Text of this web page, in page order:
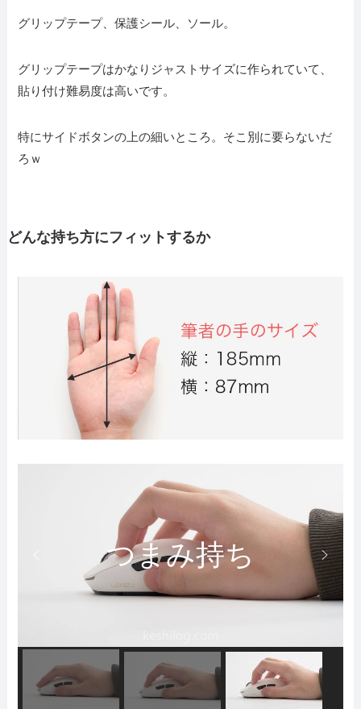
グリップテープ、保護シール、ソール。
グリップテープはかなりジャストサイズに作られていて、
貼り付け難易度は高いです。
特にサイドボタンの上の細いところ。そこ別に要らないだ
ろｗ
どんな持ち方にフィットするか
かぶせ持ち
つまみ持ち